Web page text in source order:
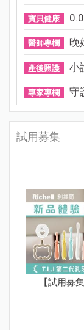
寶貝健康
醫師專欄 晚
產後照護 小
專家專欄 守
試用募集
【試用募